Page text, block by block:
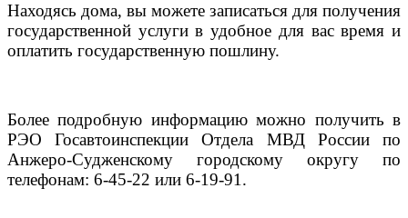
Находясь дома, вы можете записаться для получения
государственной услуги в удобное для вас время и
оплатить государственную пошлину.
Более подробную информацию можно получить в
РЭО Госавтоинспекции Отдела МВД России по
Анжеро-Судженскому городскому округу по
телефонам: 6-45-22 или 6-19-91.